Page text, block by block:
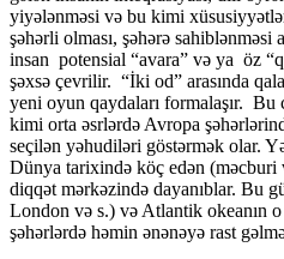
yiyələnməsi və bu kimi
şəhərli olması, şəhərə
insan potensial “avara” və ya öz
şəxsə çevrilir. “İki od” arasında
yeni oyun qaydaları formalaşır. Bu
kimi orta əsrlərdə Avropa
seçilən yəhudiləri göstərmək olar.
Dünya tarixində köç edən
diqqət mərkəzində dayanıblar. Bu
London və s.) və Atlantik okeanın
şəhərlərdə həmin ənənəyə rast